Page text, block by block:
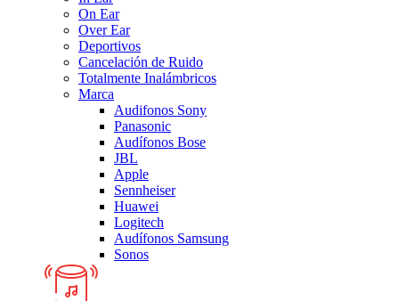
On Ear
Over Ear
Deportivos
Cancelación de Ruido
Totalmente Inalámbricos
Marca
Audifonos Sony
Panasonic
Audífonos Bose
JBL
Apple
Sennheiser
Huawei
Logitech
Audífonos Samsung
Sonos